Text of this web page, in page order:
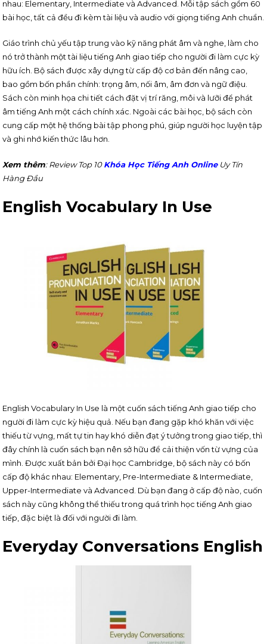
nhau: Elementary, Intermediate và Advanced. Mỗi tập sách gồm 60
bài học, tất cả đều đi kèm tài liệu và audio với giọng tiếng Anh chuẩn.
Giáo trình chủ yếu tập trung vào kỹ năng phát âm và nghe, làm cho
nó trở thành một tài liệu tiếng Anh giao tiếp cho người đi làm cực kỳ
hữu ích. Bộ sách được xây dựng từ cấp độ cơ bản đến nâng cao,
bao gồm bốn phần chính: trọng âm, nối âm, âm đơn và ngữ điệu.
Sách còn minh họa chi tiết cách đặt vị trí răng, môi và lưỡi để phát
âm tiếng Anh một cách chính xác. Ngoài các bài học, bộ sách còn
cung cấp một hệ thống bài tập phong phú, giúp người học luyện tập
và ghi nhớ kiến thức lâu hơn.
Xem thêm: Review Top 10Khóa Học Tiếng Anh OnlineUy Tín
Hàng Đầu
English Vocabulary In Use
English Vocabulary In Use là một cuốn sách tiếng Anh giao tiếp cho
người đi làm cực kỳ hiệu quả. Nếu bạn đang gặp khó khăn với việc
thiếu từ vựng, mất tự tin hay khó diễn đạt ý tưởng trong giao tiếp, thì
đây chính là cuốn sách bạn nên sở hữu để cải thiện vốn từ vựng của
mình. Được xuất bản bởi Đại học Cambridge, bộ sách này có bốn
cấp độ khác nhau: Elementary, Pre-Intermediate & Intermediate,
Upper-Intermediate và Advanced. Dù bạn đang ở cấp độ nào, cuốn
sách này cũng không thể thiếu trong quá trình học tiếng Anh giao
tiếp, đặc biệt là đối với người đi làm.
Everyday Conversations English